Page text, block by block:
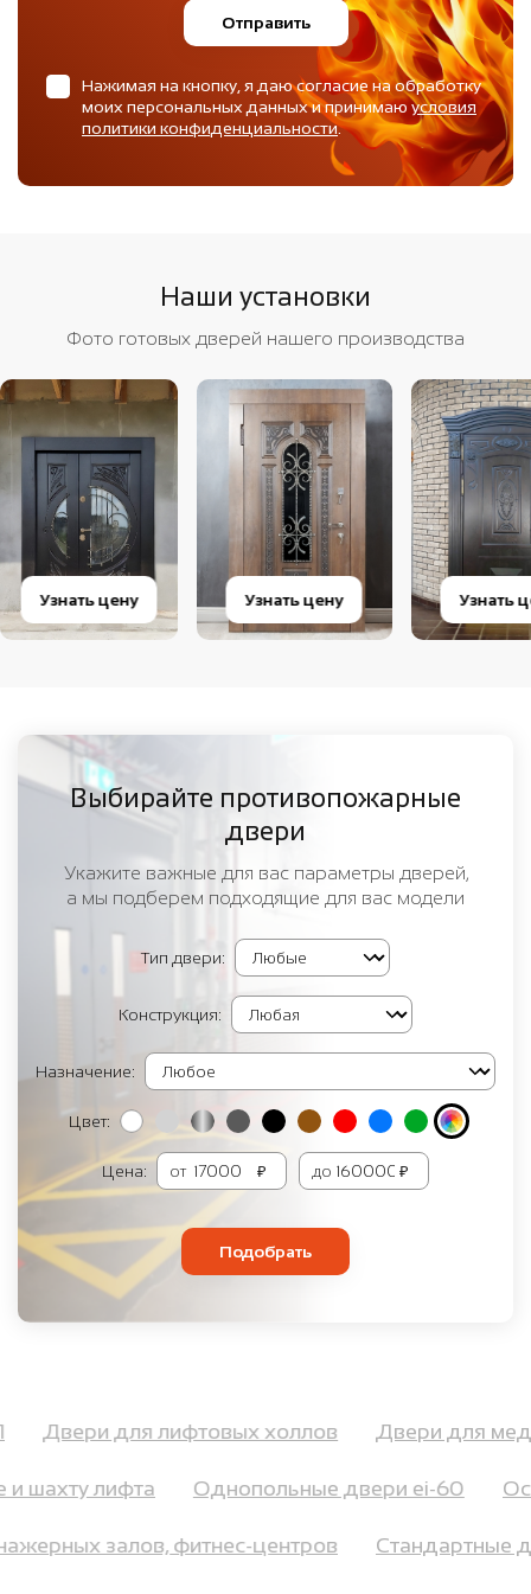
Отправить
Нажимая на кнопку, я даю согласие на обработку
моих персональных данных и принимаюусловия
политики конфиденциальности.
Наши установки
Фото готовых дверей нашего производства
Узнать цену Узнать цену Узнать
Выбирайте противопожарные
двери
Укажите важные для вас параметры дверей,
а мы подберем подходящие для вас модели
Тип двери:
Конструкция:
Назначение:
Цвет:
Цена: от ₽ до ₽
Подобрать
Двери для лифтовых холлов Двери для
шахту лифта Однопольные двери ei-60
залов, фитнес-центров